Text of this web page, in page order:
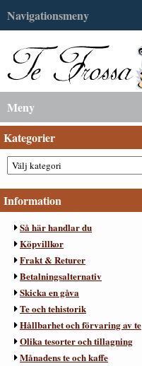
Navigationsmeny
Meny
Kategorier
Information
Så här handlar du
Köpvillkor
Frakt & Returer
Betalningsalternativ
Skicka en gåva
Te och tehistorik
Hållbarhet och förvaring av te
Olika tesorter och tillagning
Månadens te och kaffe